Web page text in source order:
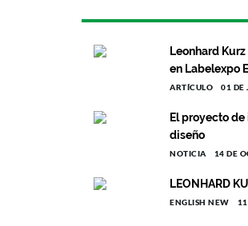
Leonhard
en Labelexpo
ARTÍCULO 01 DE
El proyecto
diseño
NOTICIA 14 DE
LEONHARD
ENGLISH NEW